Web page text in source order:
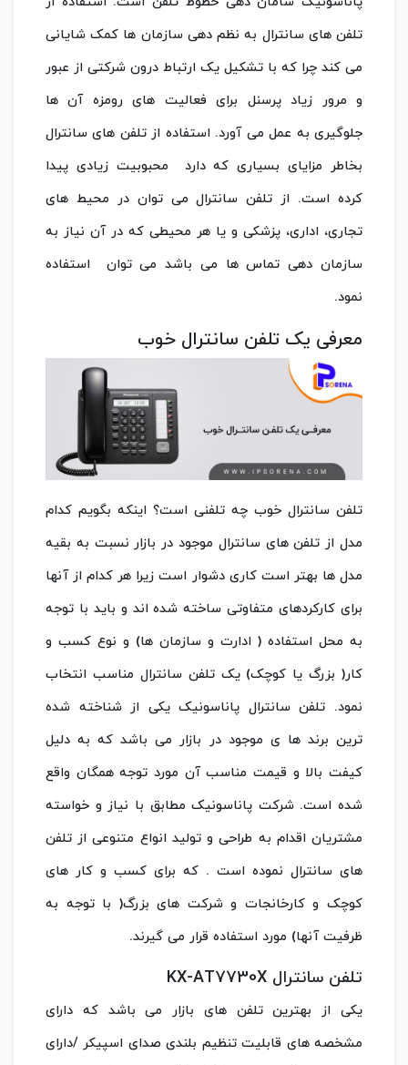
تلفن های سانترال به نظم دهی سازمان ها کمک شایانی
می کند چرا که با تشکیل یک ارتباط درون شرکتی از عبور
و مرور زیاد پرسنل برای فعالیت های رومزه آن ها
جلوگیری به عمل می آورد. استفاده از تلفن های سانترال
بخاطر مزایای بسیاری که دارد محبوبیت زیادی پیدا
کرده است. از تلفن سانترال می توان در محیط های
تجاری، اداری، پزشکی و یا هر محیطی که در آن نیاز به
سازمان دهی تماس ها می باشد می توان استفاده
نمود.
معرفی یک تلفن سانترال خوب
تلفن سانترال خوب چه تلفنی است؟ اینکه بگویم کدام
مدل از تلفن های سانترال موجود در بازار نسبت به بقیه
مدل ها بهتر است کاری دشوار است زیرا هر کدام از آنها
برای کارکردهای متفاوتی ساخته شده اند و باید با توجه
به محل استفاده ( ادارت و سازمان ها) و نوع کسب و
کار( بزرگ یا کوچک) یک تلفن سانترال مناسب انتخاب
نمود. تلفن سانترال پاناسونیک یکی از شناخته شده
ترین برند ها ی موجود در بازار می باشد که به دلیل
کیفت بالا و قیمت مناسب آن مورد توجه همگان واقع
شده است. شرکت پاناسونیک مطابق با نیاز و خواسته
مشتریان اقدام به طراحی و تولید انواع متنوعی از تلفن
های سانترال نموده است . که برای کسب و کار های
کوچک و کارخانجات و شرکت های بزرگ( با توجه به
ظرفیت آنها) مورد استفاده قرار می گیرند.
تلفن سانترال KX-AT7730X
یکی از بهترین تلفن های بازار می باشد که دارای
مشخصه های قابلیت تنظیم بلندی صدای اسپیکر /دارای